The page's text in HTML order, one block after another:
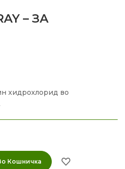
– ЗА
хидрохлорид во
Кошничка